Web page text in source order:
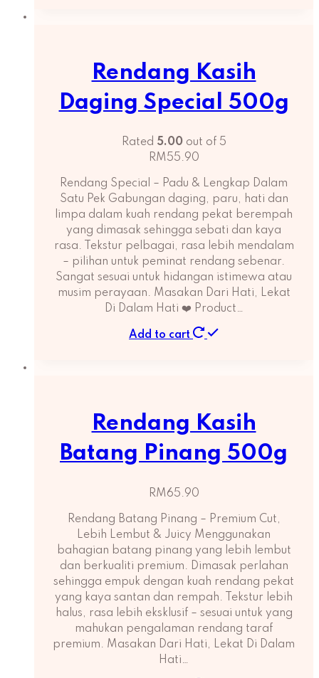
Rendang Kasih
Daging Special 500g
Rated 5.00out of 5
RM55.90
Rendang Special – Padu & Lengkap Dalam
Satu Pek Gabungan daging, paru, hati dan
limpa dalam kuah rendang pekat berempah
yang dimasak sehingga sebati dan kaya
rasa. Tekstur pelbagai, rasa lebih mendalam
– pilihan untuk peminat rendang sebenar.
Sangat sesuai untuk hidangan istimewa atau
musim perayaan. Masakan Dari Hati, Lekat
Di Dalam Hati ❤️ Product…
Add to cart
Rendang Kasih
Batang Pinang 500g
RM65.90
Rendang Batang Pinang – Premium Cut,
Lebih Lembut & Juicy Menggunakan
bahagian batang pinang yang lebih lembut
dan berkualiti premium. Dimasak perlahan
sehingga empuk dengan kuah rendang pekat
yang kaya santan dan rempah. Tekstur lebih
halus, rasa lebih eksklusif – sesuai untuk yang
mahukan pengalaman rendang taraf
premium. Masakan Dari Hati, Lekat Di Dalam
Hati…